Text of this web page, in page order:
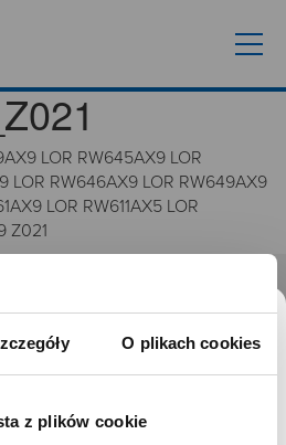
O plikach cookies
z plików cookie
LOR RW645AX9 LOR
LOR RW646AX9 LOR RW649AX9
LOR RW611AX5 LOR
Z021
Zibi